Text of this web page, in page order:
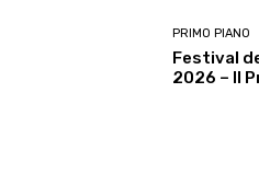
PRIMO PIANO
Festival
2026 – Il